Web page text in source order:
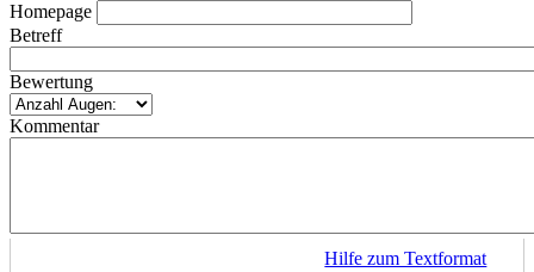
Homepage
Betreff
Bewertung
Kommentar
Hilfe zum Textformat